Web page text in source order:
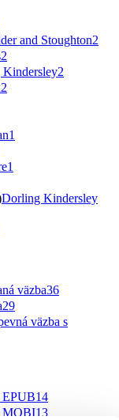
and Stoughton2
2
2
2
1
1
Dorling Kindersley
väzba36
29
väzba s
EPUB14
MOBI13